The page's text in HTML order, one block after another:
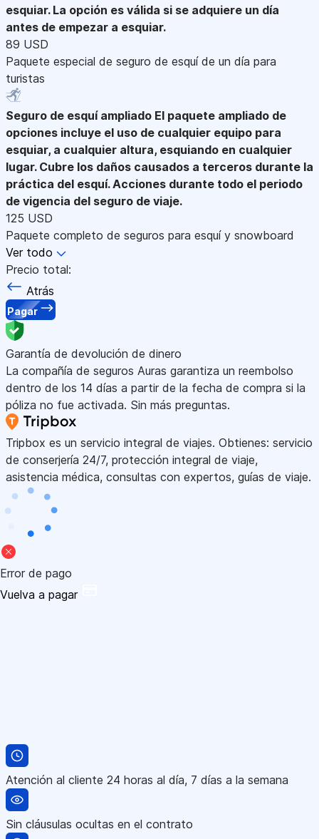
esquiar. La opción es válida si se adquiere un día
antes de empezar a esquiar.
89 USD
Paquete especial de seguro de esquí de un día para
turistas
Seguro de esquí ampliado El paquete ampliado de
opciones incluye el uso de cualquier equipo para
esquiar, a cualquier altura, esquiando en cualquier
lugar. Cubre los daños causados a terceros durante la
práctica del esquí. Acciones durante todo el periodo
de vigencia del seguro de viaje.
125 USD
Paquete completo de seguros para esquí y snowboard
Ver todo
Precio total:
Atrás
Pagar
Garantía de devolución de dinero
La compañía de seguros Auras garantiza un reembolso
dentro de los 14 días a partir de la fecha de compra si la
póliza no fue activada. Sin más preguntas.
Tripbox es un servicio integral de viajes. Obtienes: servicio
de conserjería 24/7, protección integral de viaje,
asistencia médica, consultas con expertos, guías de viaje.
Error de pago
Vuelva a pagar
Atención al cliente 24 horas al día, 7 días a la semana
Sin cláusulas ocultas en el contrato